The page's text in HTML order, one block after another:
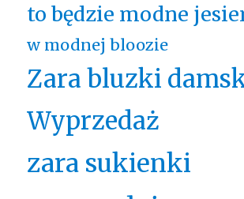
to będzie modne
w modnej bloozie
Zara bluzki
Wyprzedaż
zara sukienki